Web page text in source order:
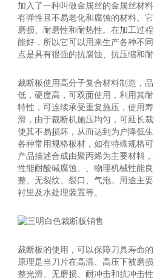
加入了一种叫做金属丝的金属丝材
有弹性且不易老化和腐蚀的材料。
磨损、耐磨性和耐热性。在加工过
能好，所以它可以用来生产各种不
点是具有很强的抗腐蚀、抗压缩和
裁断板使用高分子复合材料制造，
低，硬度高，可双面使用，利用其
特性，可连续承受重复施压，使用
滑，由于裁断机施压均匀，可延长
使其不易损坏，从而达到为户降低
各种常用规格板材，如有特殊规格
产品描述合成由聚丙烯为主要材料
性能耐酸碱腐蚀、、物理机械性能
整、无裂纹、裂口、气泡。用途主
衬里及水处理装置等。
裁断板的使用，可以保障刀具寿命
原理是当刀片在高温、高压下被磨
整光滑、无磨损、耐冲击和抗冲击